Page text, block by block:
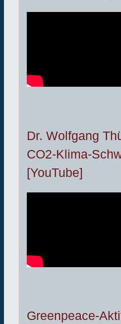
Dr. Wolfgang
CO2-Klima-
[YouTube]
Greenpeace-